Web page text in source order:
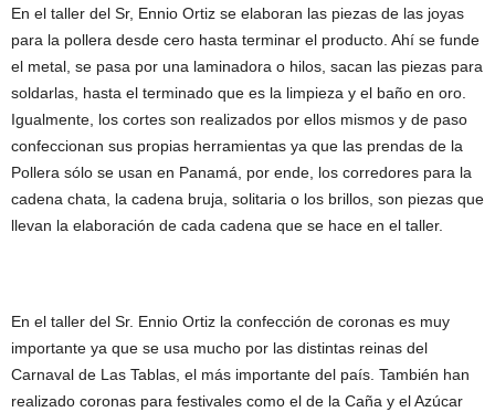
En el taller del Sr, Ennio Ortiz se elaboran las piezas de las joyas
para la pollera desde cero hasta terminar el producto. Ahí se funde
el metal, se pasa por una laminadora o hilos, sacan las piezas para
soldarlas, hasta el terminado que es la limpieza y el baño en oro.
Igualmente, los cortes son realizados por ellos mismos y de paso
confeccionan sus propias herramientas ya que las prendas de la
Pollera sólo se usan en Panamá, por ende, los corredores para la
cadena chata, la cadena bruja, solitaria o los brillos, son piezas que
llevan la elaboración de cada cadena que se hace en el taller.
En el taller del Sr. Ennio Ortiz la confección de coronas es muy
importante ya que se usa mucho por las distintas reinas del
Carnaval de Las Tablas, el más importante del país. También han
realizado coronas para festivales como el de la Caña y el Azúcar